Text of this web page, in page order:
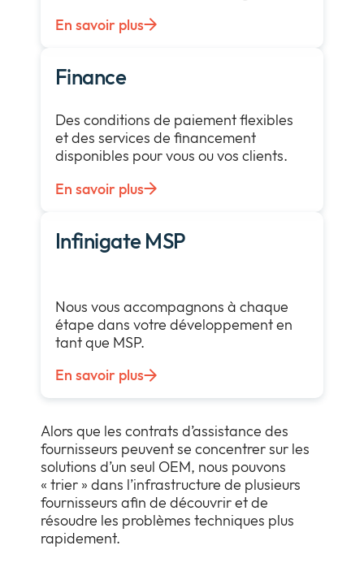
En savoir plus
Finance
Des conditions de paiement flexibles
et des services de financement
disponibles pour vous ou vos clients.
En savoir plus
Infinigate MSP
Nous vous accompagnons à chaque
étape dans votre développement en
tant que MSP.
En savoir plus
Alors que les contrats d’assistance des
fournisseurs peuvent se concentrer sur les
solutions d’un seul OEM, nous pouvons
« trier » dans l’infrastructure de plusieurs
fournisseurs afin de découvrir et de
résoudre les problèmes techniques plus
rapidement.